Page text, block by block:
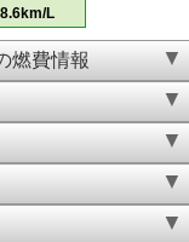
8.6km/L
燃費情報